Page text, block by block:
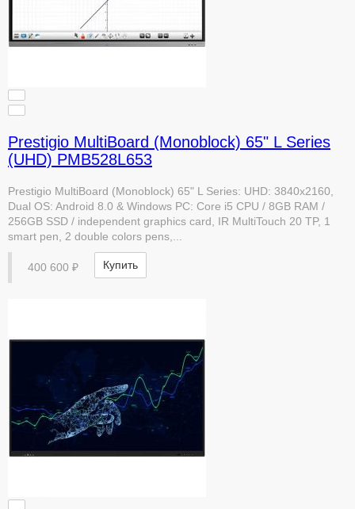
Prestigio MultiBoard (Monoblock) 65" L Series
(UHD) PMB528L653
Prestigio MultiBoard (Monoblock) 65" L Series: UHD: 3840x2160,
Dual OS: Android 8.0 & Windows PC: Core i5 CPU / 8GB RAM /
256GB SSD / independent graphics card, IR MultiTouch 20 TP, 1
smart pen, 2 double colors pens,...
400 600 ₽ Купить